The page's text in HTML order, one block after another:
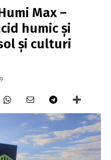
Max –
humic și
și culturi